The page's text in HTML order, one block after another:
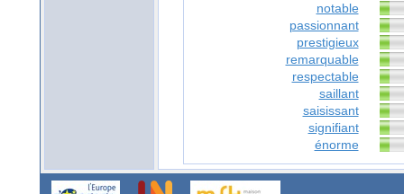
notable
passionnant
prestigieux
remarquable
respectable
saillant
saisissant
signifiant
énorme